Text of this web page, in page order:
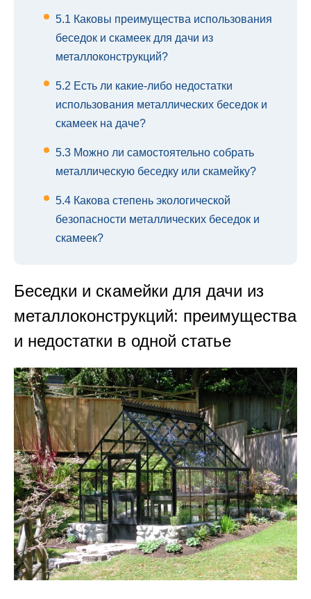
5.1 Каковы преимущества использования
беседок и скамеек для дачи из
металлоконструкций?
5.2 Есть ли какие-либо недостатки
использования металлических беседок и
скамеек на даче?
5.3 Можно ли самостоятельно собрать
металлическую беседку или скамейку?
5.4 Какова степень экологической
безопасности металлических беседок и
скамеек?
Беседки и скамейки для дачи из
металлоконструкций: преимущества
и недостатки в одной статье